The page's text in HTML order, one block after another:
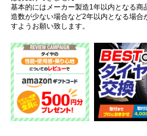
基本的にはメーカー製造1年以内となる
造数が少ない場合など2年以内となる場合
すようお願い致します。